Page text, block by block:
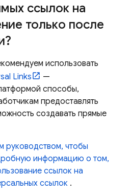
ссылок на
только после
использовать
Links
—
способы,
предоставлять
создавать прямые
руководством, чтобы
информацию о том,
ссылок на
ссылок .